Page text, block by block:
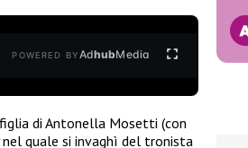
POWERED BYAdhubMedia
figlia di Antonella Mosetti (con
quale si invaghì del tronista